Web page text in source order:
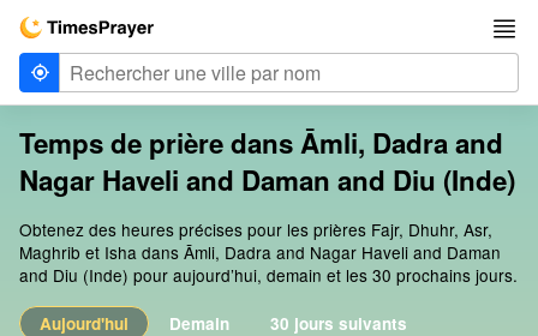
Temps de prière dans Āmli, Dadra and
Nagar Haveli and Daman and Diu (Inde)
Obtenez des heures précises pour les prières Fajr, Dhuhr, Asr,
Maghrib et Isha dans Āmli, Dadra and Nagar Haveli and Daman
and Diu (Inde) pour aujourd’hui, demain et les 30 prochains jours.
Aujourd'hui Demain 30 jours suivants